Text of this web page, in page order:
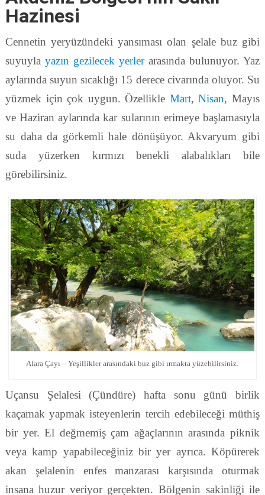
Hazinesi
Cennetin yeryüzündeki yansıması olan şelale buz gibi
suyuyla yazın gezilecek yerlerarasında bulunuyor. Yaz
aylarında suyun sıcaklığı 15 derece civarında oluyor. Su
yüzmek için çok uygun. Özellikle Mart,Nisan, Mayıs
ve Haziran aylarında kar sularının erimeye başlamasıyla
su daha da görkemli hale dönüşüyor. Akvaryum gibi
suda yüzerken kırmızı benekli alabalıkları bile
görebilirsiniz.
Alara Çayı – Yeşillikler arasındaki buz gibi ırmakta yüzebilirsiniz.
Uçansu Şelalesi (Çündüre) hafta sonu günü birlik
kaçamak yapmak isteyenlerin tercih edebileceği müthiş
bir yer. El değmemiş çam ağaçlarının arasında piknik
veya kamp yapabileceğiniz bir yer ayrıca. Köpürerek
akan şelalenin enfes manzarası karşısında oturmak
insana huzur veriyor gerçekten. Bölgenin sakinliği ile